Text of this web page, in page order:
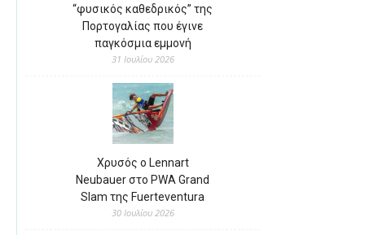
“φυσικός καθεδρικός” της
Πορτογαλίας που έγινε
παγκόσμια εμμονή
31 Ιουλίου 2026
Χρυσός ο Lennart
Neubauer στο PWA Grand
Slam της Fuerteventura
30 Ιουλίου 2026